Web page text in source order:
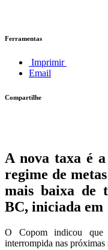
Ferramentas
Imprimir
Email
Compartilhe
A nova taxa é
regime de
mais baixa de
BC, iniciada em
O Copom indicou
interrompida nas